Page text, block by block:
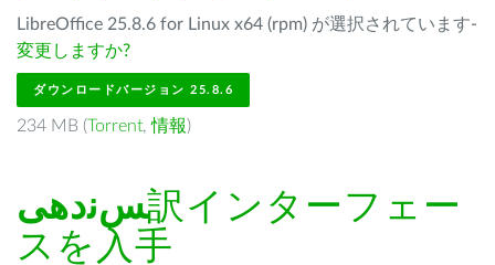
LibreOffice 25.8.6 for Linux x64 (rpm) が選択されています-
変更しますか?
ダウンロードバージョン 25.8.6
234 MB (Torrent,情報)
ﺲﻧﺩھی訳インターフェー
スを入手